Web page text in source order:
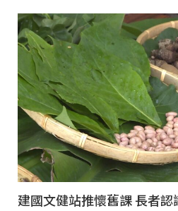
建國文健站推懷舊課 長者